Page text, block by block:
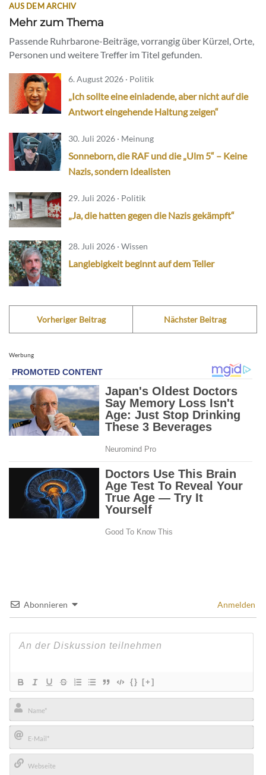
AUS DEM ARCHIV
Mehr zum Thema
Passende Ruhrbarone-Beiträge, vorrangig über Kürzel, Orte,
Personen und weitere Treffer im Titel gefunden.
6. August 2026 · Politik
„Ich sollte eine einladende, aber nicht auf die
Antwort eingehende Haltung zeigen“
30. Juli 2026 · Meinung
Sonneborn, die RAF und die „Ulm 5“ – Keine
Nazis, sondern Idealisten
29. Juli 2026 · Politik
„Ja, die hatten gegen die Nazis gekämpft“
28. Juli 2026 · Wissen
Langlebigkeit beginnt auf dem Teller
Vorheriger Beitrag Nächster Beitrag
Werbung
Abonnieren Anmelden
{} [+]
Name*
E-
Mail*